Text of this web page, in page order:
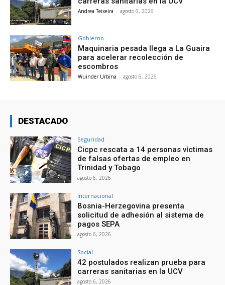
Andrea Teixeira - agosto 6, 2026
Gobierno
Maquinaria pesada llega a La Guaira
para acelerar recolección de
escombros
Wuinder Urbina - agosto 6, 2026
DESTACADO
Seguridad
Cicpc rescata a 14 personas víctimas
de falsas ofertas de empleo en
Trinidad y Tobago
agosto 6, 2026
Internacional
Bosnia-Herzegovina presenta
solicitud de adhesión al sistema de
pagos SEPA
agosto 6, 2026
Social
42 postulados realizan prueba para
carreras sanitarias en la UCV
agosto 6, 2026